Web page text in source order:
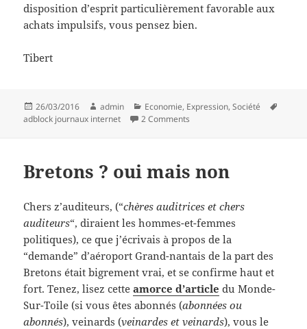
disposition d’esprit particulièrement favorable aux
achats impulsifs, vous pensez bien.
Tibert
Posted
on
26/03/2016 Author
admin Categories
Economie, Expression,Société
adblock journaux internet
2 Comments
Bretons ? oui mais non
Chers z’auditeurs, (“chères auditrices et chers
auditeurs“, diraient les hommes-et-femmes
politiques), ce que j’écrivais à propos de la
“demande” d’aéroport Grand-nantais de la part des
Bretons était bigrement vrai, et se confirme haut et
fort. Tenez, lisez cetteamorce d’article du Monde-
Sur-Toile (si vous êtes abonnés (abonnées ou
abonnés), veinards (veinardes et veinards), vous le